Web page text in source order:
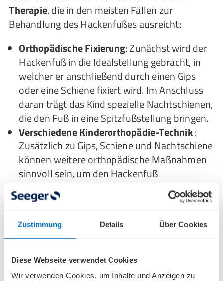
Zustimmung Details Über Cookies
Diese Webseite verwendet Cookies
Wir verwenden Cookies, um Inhalte und Anzeigen zu
Therapie, die in den meisten Fällen zur
Behandlung des Hackenfußes ausreicht:
Orthopädische Fixierung: Zunächst wird der
Hackenfuß in die Idealstellung gebracht, in
welcher er anschließend durch einen Gips
oder eine Schiene fixiert wird. Im Anschluss
daran trägt das Kind spezielle Nachtschienen,
die den Fuß in eine Spitzfußstellung bringen.
Verschiedene Kinderorthopädie-Technik:
Zusätzlich zu Gips, Schiene und Nachtschiene
können weitere orthopädische Maßnahmen
sinnvoll sein, um den Hackenfuß
auszukurieren. Beispielsweise können
orthopädische Einlagen
Orthesenbei
Erwachsenen und Kindern mit Hackenfüßen
zur Behandlung eingesetzt werden.
Physiotherapie: Die Hackenfuß-Therapie
profitiert ungemein von Übungen, die den
Hackenfuß dehnen, Beschwerden lindern